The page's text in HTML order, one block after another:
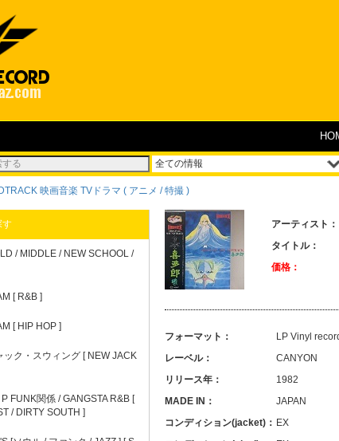
映画音楽 TVドラマ ( アニメ / 特撮 )
す
/ MIDDLE / NEW SCHOOL /
[ R&B ]
[ HIP HOP ]
ック・スウィング [ NEW JACK
FUNK関係 / GANGSTA R&B [
/ DIRTY SOUTH ]
アーティスト：
タイトル：
価格：
フォーマット：
LP Vinyl
レーベル：
CANYON
リリース年：
1982
MADE IN：
JAPAN
コンディション(jacket)： EX